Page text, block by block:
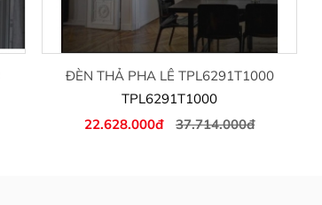
ĐÈN THẢ PHA LÊ TPL6291T1000
TPL6291T1000
22.628.000đ
37.714.000đ